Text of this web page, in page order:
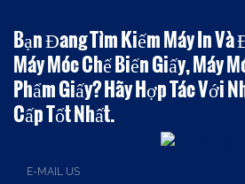
Bạn Đang Tìm Kiếm Máy In
Máy Móc Chế Biến Giấy, Máy
Phẩm Giấy? Hãy Hợp Tác Với
Cấp Tốt Nhất.
E-MAIL US